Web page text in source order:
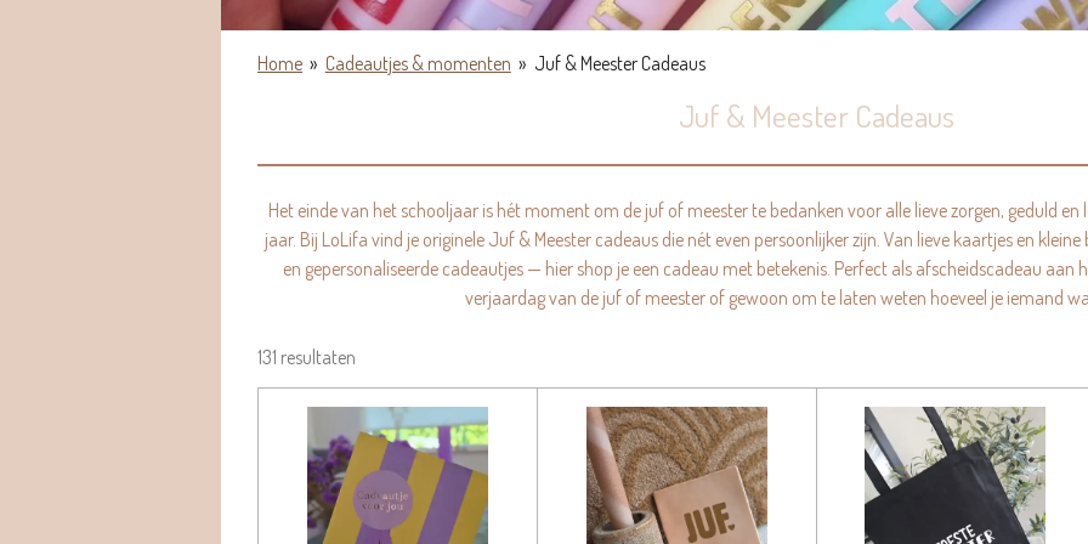
Home » Cadeautjes & momenten » Juf & Meester Cadeaus
Juf & Meester Cadeaus
Het einde van het schooljaar is hét moment om de juf of meester te bedanken voor alle lieve zorgen, geduld
jaar. Bij LoLifa vind je originele Juf & Meester cadeaus die nét even persoonlijker zijn. Van lieve kaartjes en
en gepersonaliseerde cadeautjes — hier shop je een cadeau met betekenis. Perfect als afscheidscadeau aan
verjaardag van de juf of meester of gewoon om te laten weten hoeveel je iemand
131 resultaten